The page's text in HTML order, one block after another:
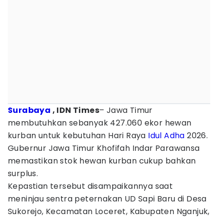
Surabaya , IDN Times– Jawa Timur
membutuhkan sebanyak 427.060 ekor hewan
kurban untuk kebutuhan Hari Raya Idul Adha 2026.
Gubernur Jawa Timur Khofifah Indar Parawansa
memastikan stok hewan kurban cukup bahkan
surplus.
Kepastian tersebut disampaikannya saat
meninjau sentra peternakan UD Sapi Baru di Desa
Sukorejo, Kecamatan Loceret, Kabupaten Nganjuk,